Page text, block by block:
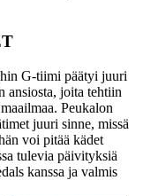
G-tiimi päätyi juuri
ansiosta, joita tehtiin
Peukalon
juuri sinne, missä
voi pitää kädet
tulevia päivityksiä
kanssa ja valmis